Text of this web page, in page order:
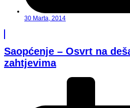
30 Marta, 2014
Saopćenje – Osvrt na
zahtjevima